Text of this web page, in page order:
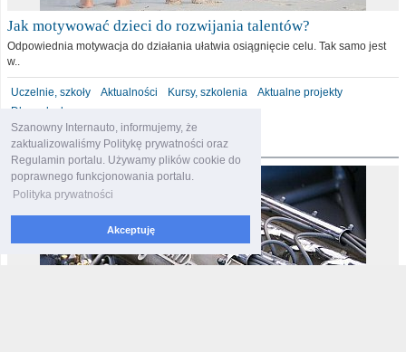
Szanowny Internauto, informujemy, że
zaktualizowaliśmy Politykę prywatności oraz
Regulamin portalu. Używamy plików cookie do
poprawnego funkcjonowania portalu.
Polityka prywatności
Akceptuję
Jak motywować dzieci do rozwijania talentów?
Odpowiednia motywacja do działania ułatwia osiągnięcie celu. Tak samo jest
w..
Uczelnie, szkoły Aktualności Kursy, szkolenia
Aktualne projekty
Dla malucha
motoryzacja